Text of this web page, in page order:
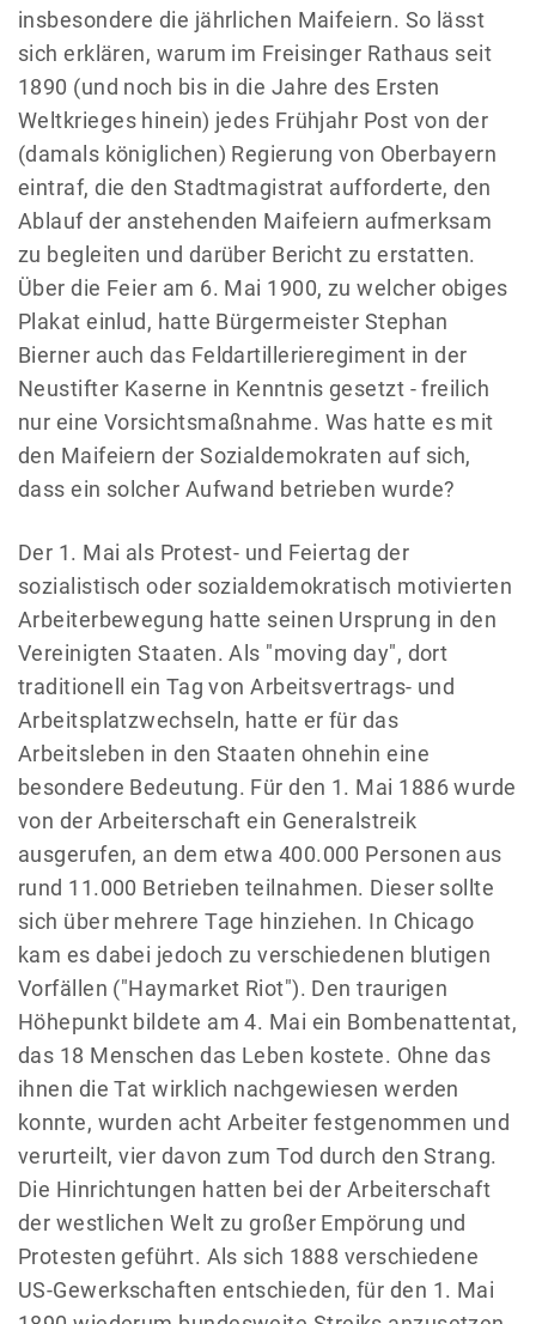
insbesondere die jährlichen Maifeiern. So lässt
sich erklären, warum im Freisinger Rathaus seit
1890 (und noch bis in die Jahre des Ersten
Weltkrieges hinein) jedes Frühjahr Post von der
(damals königlichen) Regierung von Oberbayern
eintraf, die den Stadtmagistrat aufforderte, den
Ablauf der anstehenden Maifeiern aufmerksam
zu begleiten und darüber Bericht zu erstatten.
Über die Feier am 6. Mai 1900, zu welcher obiges
Plakat einlud, hatte Bürgermeister Stephan
Bierner auch das Feldartillerieregiment in der
Neustifter Kaserne in Kenntnis gesetzt - freilich
nur eine Vorsichtsmaßnahme. Was hatte es mit
den Maifeiern der Sozialdemokraten auf sich,
dass ein solcher Aufwand betrieben wurde?
Der 1. Mai als Protest- und Feiertag der
sozialistisch oder sozialdemokratisch motivierten
Arbeiterbewegung hatte seinen Ursprung in den
Vereinigten Staaten. Als "moving day", dort
traditionell ein Tag von Arbeitsvertrags- und
Arbeitsplatzwechseln, hatte er für das
Arbeitsleben in den Staaten ohnehin eine
besondere Bedeutung. Für den 1. Mai 1886 wurde
von der Arbeiterschaft ein Generalstreik
ausgerufen, an dem etwa 400.000 Personen aus
rund 11.000 Betrieben teilnahmen. Dieser sollte
sich über mehrere Tage hinziehen. In Chicago
kam es dabei jedoch zu verschiedenen blutigen
Vorfällen ("Haymarket Riot"). Den traurigen
Höhepunkt bildete am 4. Mai ein Bombenattentat,
das 18 Menschen das Leben kostete. Ohne das
ihnen die Tat wirklich nachgewiesen werden
konnte, wurden acht Arbeiter festgenommen und
verurteilt, vier davon zum Tod durch den Strang.
Die Hinrichtungen hatten bei der Arbeiterschaft
der westlichen Welt zu großer Empörung und
Protesten geführt. Als sich 1888 verschiedene
US-Gewerkschaften entschieden, für den 1. Mai